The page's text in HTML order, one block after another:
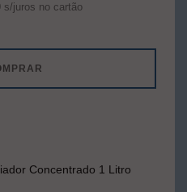
s/juros no cartão